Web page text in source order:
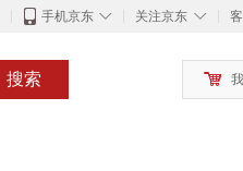
◇
手机京东 ◇
关注京东
搜索